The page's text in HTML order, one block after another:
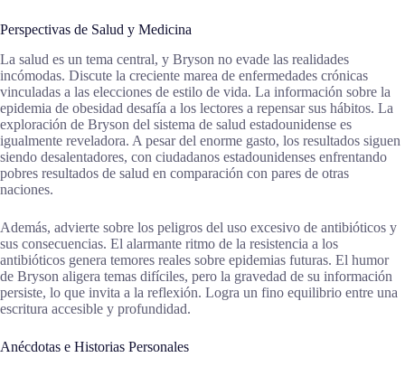
Perspectivas de Salud y Medicina
La salud es un tema central, y Bryson no evade las realidades
incómodas. Discute la creciente marea de enfermedades crónicas
vinculadas a las elecciones de estilo de vida. La información sobre la
epidemia de obesidad desafía a los lectores a repensar sus hábitos. La
exploración de Bryson del sistema de salud estadounidense es
igualmente reveladora. A pesar del enorme gasto, los resultados siguen
siendo desalentadores, con ciudadanos estadounidenses enfrentando
pobres resultados de salud en comparación con pares de otras
naciones.
Además, advierte sobre los peligros del uso excesivo de antibióticos y
sus consecuencias. El alarmante ritmo de la resistencia a los
antibióticos genera temores reales sobre epidemias futuras. El humor
de Bryson aligera temas difíciles, pero la gravedad de su información
persiste, lo que invita a la reflexión. Logra un fino equilibrio entre una
escritura accesible y profundidad.
Anécdotas e Historias Personales